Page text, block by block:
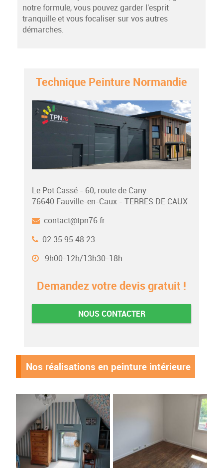
notre formule, vous pouvez garder l'esprit
tranquille et vous focaliser sur vos autres
démarches.
Technique Peinture Normandie
Le Pot Cassé - 60, route de Cany
76640 Fauville-en-Caux - TERRES DE CAUX
contact@tpn76.fr
02 35 95 48 23
9h00-12h/13h30-18h
Demandez votre devis gratuit !
NOUS CONTACTER
Nos réalisations en peinture intérieure